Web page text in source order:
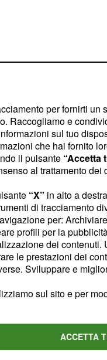
negli Studi
in prima
il ritorno di
pubblico
ha fatto
per trovare
di una
Di Padua,
il ritorno
che
per fornirti
Raccogliamo e
sul tuo
che hai fornito
il pulsante “Accetta
al trattamento
“X” in alto a
di tracciamento
per:
profili per la
dei
le prestazioni dei
Sviluppare e
sul sito e per
ACCETTA